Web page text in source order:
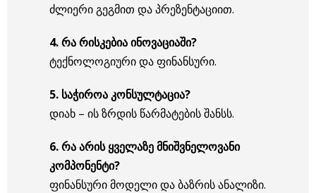
ძლიერი გეგმით და პრეზენტაციით.
4. რა რისკებია ინოვაციაში?
ტექნოლოგიური და ფინანსური.
5. საჭიროა კონსულტაცია?
დიახ – ის ზრდის წარმატების შანსს.
6. რა არის ყველაზე მნიშვნელოვანი
კომპონენტი?
ფინანსური მოდელი და ბაზრის ანალიზი.